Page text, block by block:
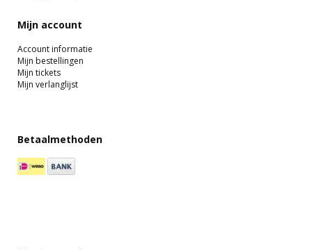
Mijn account
Account informatie
Mijn bestellingen
Mijn tickets
Mijn verlanglijst
Betaalmethoden